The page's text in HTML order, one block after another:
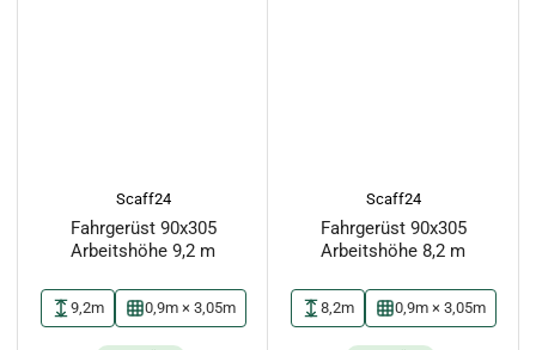
Scaff24
Fahrgerüst 90x305
Arbeitshöhe 9,2 m
9,2m 0,9m × 3,05m
Scaff24
Fahrgerüst 90x305
Arbeitshöhe 8,2 m
8,2m 0,9m × 3,05m